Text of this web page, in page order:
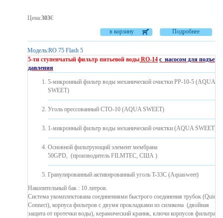
Цена:303€
Подробнее
в корзину
Модель:RO 75 Flash 5
5-ти ступенчатый фильтр питьевой воды RO-14 с насосом для подъема
давления
5-микронный фильтр воды механической очистки PP-10-5 (AQUA
SWEET)
Уголь прессованный CTO-10 (AQUA SWEET)
1-микронный фильтр воды механической очистки (AQUA SWEET)
Основной фильтрующий элемент мембрана
50GPD, (производитель FILMTEC, США )
Гранулированный активированный уголь T-33C (Aquasweet)
Накопительный бак : 10 литров.
Система укомплектована соединениями быстрого соединения трубок (Quick
Connect), корпуса фильтров с двумя прокладками из силикона ​​(двойная
защита от протечки воды), керамический краник, ключи корпусов фильтра и